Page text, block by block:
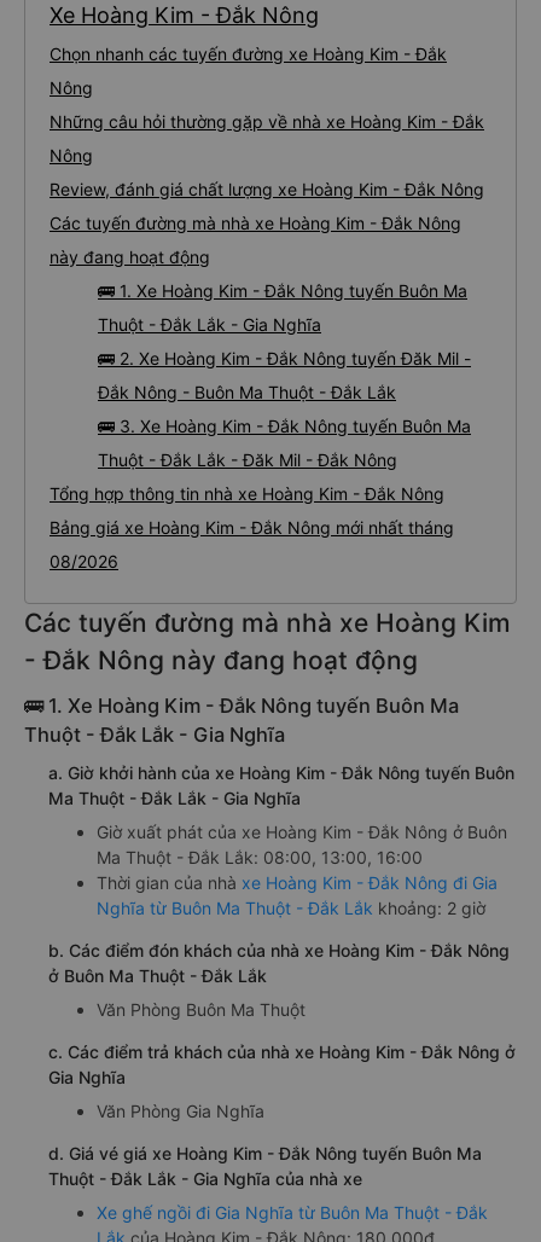
Xe Hoàng Kim - Đắk Nông
Chọn nhanh các tuyến đường xe Hoàng Kim - Đắk
Nông
Những câu hỏi thường gặp về nhà xe Hoàng Kim - Đắk
Nông
Review, đánh giá chất lượng xe Hoàng Kim - Đắk Nông
Các tuyến đường mà nhà xe Hoàng Kim - Đắk Nông
này đang hoạt động
🚌 1. Xe Hoàng Kim - Đắk Nông tuyến Buôn Ma
Thuột - Đắk Lắk - Gia Nghĩa
🚌 2. Xe Hoàng Kim - Đắk Nông tuyến Đăk Mil -
Đắk Nông - Buôn Ma Thuột - Đắk Lắk
🚌 3. Xe Hoàng Kim - Đắk Nông tuyến Buôn Ma
Thuột - Đắk Lắk - Đăk Mil - Đắk Nông
Tổng hợp thông tin nhà xe Hoàng Kim - Đắk Nông
Bảng giá xe Hoàng Kim - Đắk Nông mới nhất tháng
08/2026
Các tuyến đường mà nhà xe Hoàng Kim
- Đắk Nông này đang hoạt động
🚌 1. Xe Hoàng Kim - Đắk Nông tuyến Buôn Ma
Thuột - Đắk Lắk - Gia Nghĩa
a. Giờ khởi hành của xe Hoàng Kim - Đắk Nông tuyến Buôn
Ma Thuột - Đắk Lắk - Gia Nghĩa
Giờ xuất phát của xe Hoàng Kim - Đắk Nông ở Buôn
Ma Thuột - Đắk Lắk: 08:00, 13:00, 16:00
Thời gian của nhà xe Hoàng Kim - Đắk Nông đi Gia
Nghĩa từ Buôn Ma Thuột - Đắk Lắk khoảng: 2 giờ
b. Các điểm đón khách của nhà xe Hoàng Kim - Đắk Nông
ở Buôn Ma Thuột - Đắk Lắk
Văn Phòng Buôn Ma Thuột
c. Các điểm trả khách của nhà xe Hoàng Kim - Đắk Nông ở
Gia Nghĩa
Văn Phòng Gia Nghĩa
d. Giá vé giá xe Hoàng Kim - Đắk Nông tuyến Buôn Ma
Thuột - Đắk Lắk - Gia Nghĩa của nhà xe
Xe ghế ngồi đi Gia Nghĩa từ Buôn Ma Thuột - Đắk
Lắk của Hoàng Kim - Đắk Nông: 180,000đ